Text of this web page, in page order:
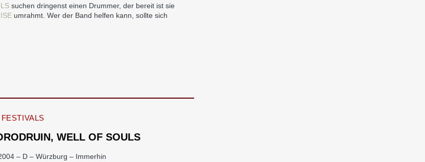
suchen dringenst einen Drummer, der bereit ist sie
umrahmt. Wer der Band helfen kann, sollte sich
WELL OF SOULS
– D – Würzburg – Immerhin